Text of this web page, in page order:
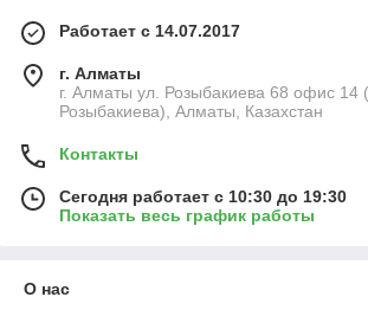
Работает с 14.07.2017
г. Алматы
г. Алматы ул. Розыбакиева 68 офис 14
Розыбакиева), Алматы, Казахстан
Контакты
Сегодня работает с 10:30 до 19:30
Показать весь график работы
О нас